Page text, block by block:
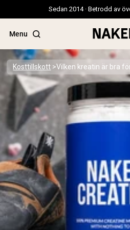
Sedan 2014 · Betrodd av
Menu
Populära söktermer
”Protein Powder“
”Overnight Oats“
”Vegan protein“
”Collagen“
”Micellar Casein“
PROTEIN POWDERS
Gräsbetat
Vassleisolat
Kosttillskott Vilken kreatin är bra